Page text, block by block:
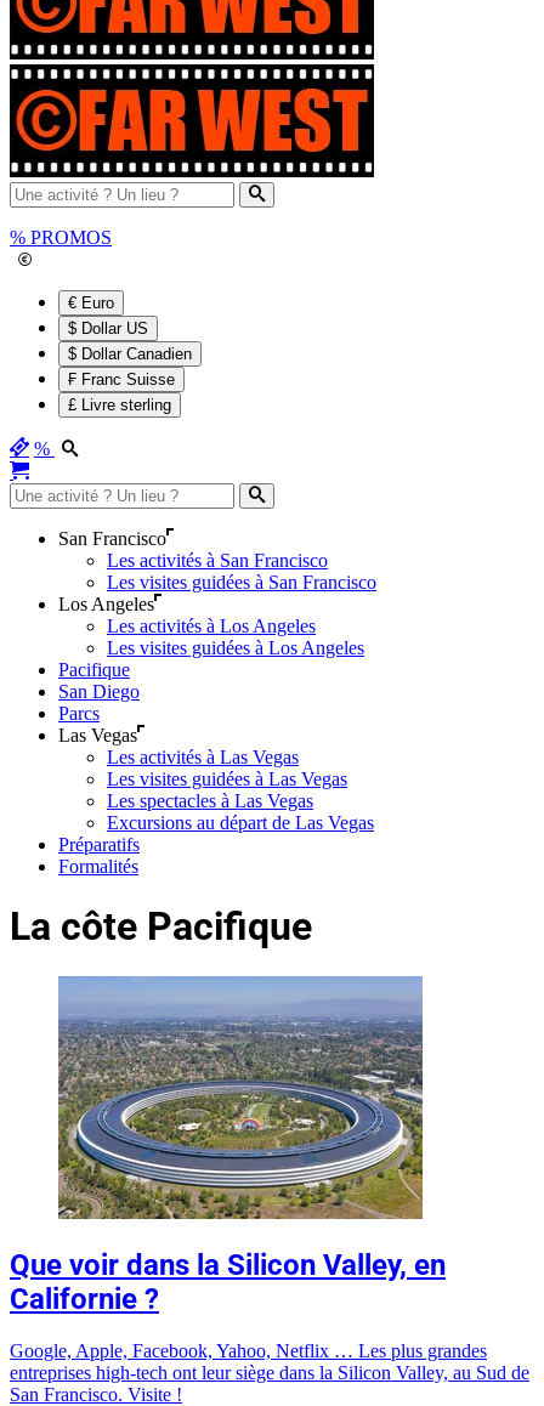
% PROMOS
€ Euro
$ Dollar US
$ Dollar Canadien
₣ Franc Suisse
£ Livre sterling
%
San Francisco
Les activités à San Francisco
Les visites guidées à San Francisco
Los Angeles
Les activités à Los Angeles
Les visites guidées à Los Angeles
Pacifique
San Diego
Parcs
Las Vegas
Les activités à Las Vegas
Les visites guidées à Las Vegas
Les spectacles à Las Vegas
Excursions au départ de Las Vegas
Préparatifs
Formalités
La côte Pacifique
Que voir dans la Silicon Valley, en
Californie ?
Google, Apple, Facebook, Yahoo, Netflix … Les plus grandes
entreprises high-tech ont leur siège dans la Silicon Valley, au Sud de
San Francisco. Visite !